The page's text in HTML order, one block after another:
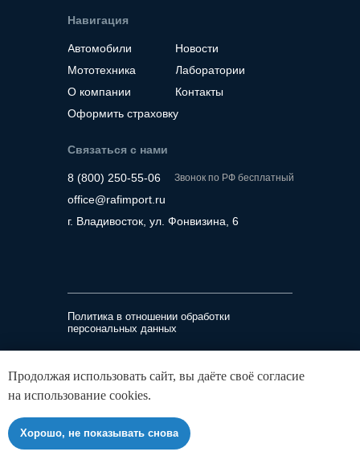
©️ 2026 Rafimport. Все права защищены.
Навигация
Автомобили
Мототехника
О компании
Оформить страховку
Новости
Лаборатории
Контакты
Связаться с нами
8 (800) 250-55-06
office@rafimport.ru
г. Владивосток, ул. Фонвизина, 6
ИНН 2536341302, ОГРН 1232500026780
690014, Приморский край, г Владивосток, ул
Политика в отношении обработки
персональных данных
Звонок по РФ бесплатный
Продолжая использовать сайт, вы даёте своё согласие
на использование cookies.
Хорошо, не показывать снова